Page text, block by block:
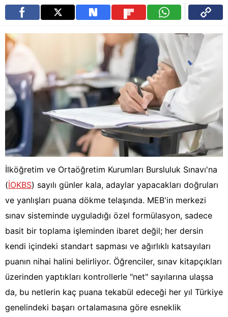
İlköğretim ve Ortaöğretim Kurumları Bursluluk Sınavı'na
(İOKBS) sayılı günler kala, adaylar yapacakları doğruları
ve yanlışları puana dökme telaşında. MEB'in merkezi
sınav sisteminde uyguladığı özel formülasyon, sadece
basit bir toplama işleminden ibaret değil; her dersin
kendi içindeki standart sapması ve ağırlıklı katsayıları
puanın nihai halini belirliyor. Öğrenciler, sınav kitapçıkları
üzerinden yaptıkları kontrollerle "net" sayılarına ulaşsa
da, bu netlerin kaç puana tekabül edeceği her yıl Türkiye
genelindeki başarı ortalamasına göre esneklik